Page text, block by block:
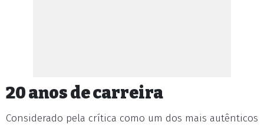
20 anos de carreira
Considerado pela crítica como um dos mais autênticos